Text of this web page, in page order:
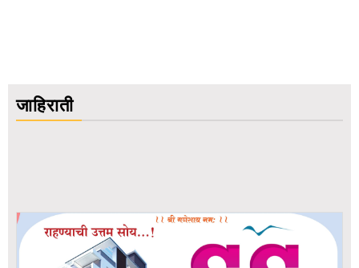
जाहिराती